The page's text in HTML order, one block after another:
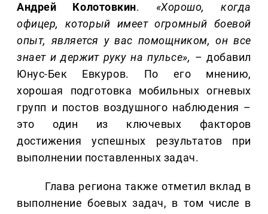
Андрей Колотовкин. «Хорошо, когда
офицер, который имеет огромный боевой
опыт, является у вас помощником, он все
знает и держит руку на пульсе», – добавил
Юнус-Бек Евкуров. По его мнению,
хорошая подготовка мобильных огневых
групп и постов воздушного наблюдения –
это один из ключевых факторов
достижения успешных результатов при
выполнении поставленных задач.
Глава региона также отметил вклад в
выполнение боевых задач, в том числе в